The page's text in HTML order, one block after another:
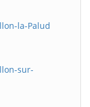
la-Palud
sur-